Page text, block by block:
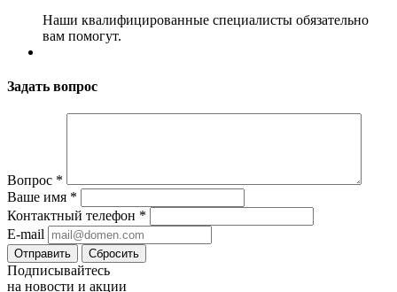
Наши квалифицированные специалисты обязательно
вам помогут.
Задать вопрос
Вопрос *
Ваше имя *
Контактный телефон *
E-mail
Сбросить
Подписывайтесь
на новости и акции